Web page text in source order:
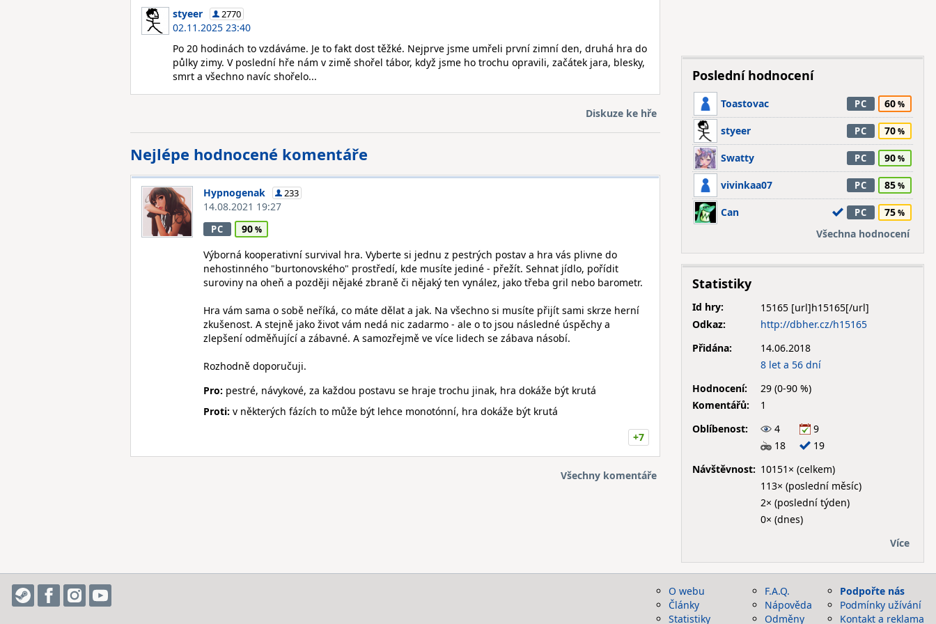
styeer 2770
02.11.2025 23:40
Po 20 hodinách to vzdáváme. Je to fakt dost těžké. Nejprve jsme umřeli první zimní den, druhá hra do
půlky zimy. V poslední hře nám v zimě shořel tábor, když jsme ho trochu opravili, začátek jara, blesky,
smrt a všechno navíc shořelo...
Diskuze ke hře
Nejlépe hodnocené komentáře
Hypnogenak 233
14.08.2021 19:27
PC
90
Výborná kooperativní survival hra. Vyberte si jednu z pestrých postav a hra vás plivne do
nehostinného "burtonovského" prostředí, kde musíte jediné - přežít. Sehnat jídlo, pořídit
suroviny na oheň a později nějaké zbraně či nějaký ten vynález, jako třeba gril nebo barometr.
Hra vám sama o sobě neříká, co máte dělat a jak. Na všechno si musíte přijít sami skrze herní
zkušenost. A stejně jako život vám nedá nic zadarmo - ale o to jsou následné úspěchy a
zlepšení odměňující a zábavné. A samozřejmě ve více lidech se zábava násobí.
Rozhodně doporučuji.
Pro: pestré, návykové, za každou postavu se hraje trochu jinak, hra dokáže být krutá
Proti: v některých fázích to může být lehce monotónní, hra dokáže být krutá
+7
Všechny komentáře
Poslední hodnocení
Toastovac PC 60
styeer PC 70
Swatty PC 90
vivinkaa07 PC 85
Can PC
75
Všechna hodnocení
Statistiky
Id hry:
15165
Odkaz:
http://dbher.cz/h15165
Přidána:
14.06.2018
8 let a 56 dní
Hodnocení:
29 (0-90 %)
Komentářů:
1
Oblíbenost:
4
9
18
19
Návštěvnost: 10151× (celkem)
113× (poslední měsíc)
2× (poslední týden)
0× (dnes)
Více
O webu
Články
Statistiky
F.A.Q.
Nápověda
Odměny
Podpořte nás
Podmínky užívání
Kontakt a reklama